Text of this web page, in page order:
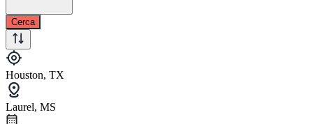
Cerca
Houston, TX
Laurel, MS